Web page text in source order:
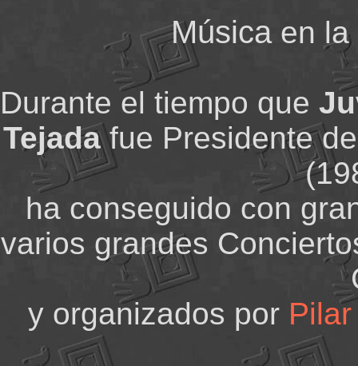
Músicaen la
Durante el tiempo que
Tejadafue Presidente
ha conseguido con
varios grandes
y organizados por